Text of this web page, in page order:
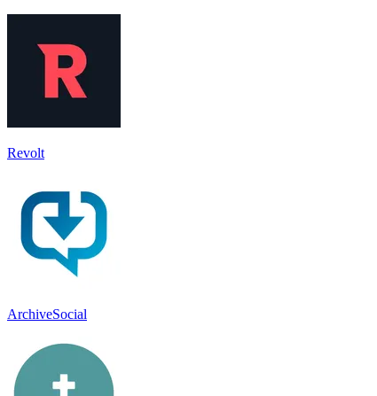
Revolt
ArchiveSocial